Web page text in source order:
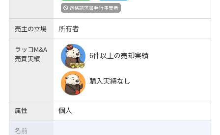
適格請求書発行事業者
売主の立場 所有者
ラッコM&A
売買実績
6件以上の売却実績
購入実績なし
属性 個人
名前